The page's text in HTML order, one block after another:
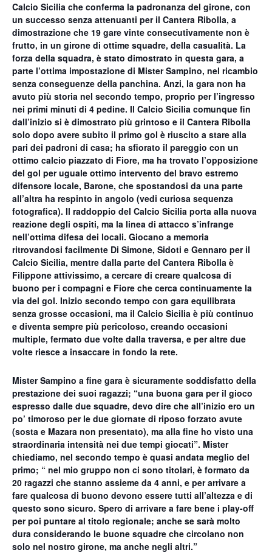
Calcio Sicilia che conferma la padronanza del girone, con
un successo senza attenuanti per il Cantera Ribolla, a
dimostrazione che 19 gare vinte consecutivamente non è
frutto, in un girone di ottime squadre, della casualità. La
forza della squadra, è stato dimostrato in questa gara, a
parte l’ottima impostazione di Mister Sampino, nel ricambio
senza conseguenze della panchina. Anzi, la gara non ha
avuto più storia nel secondo tempo, proprio per l’ingresso
nei primi minuti di 4 pedine. Il Calcio Sicilia comunque fin
dall’inizio si è dimostrato più grintoso e il Cantera Ribolla
solo dopo avere subito il primo gol è riuscito a stare alla
pari dei padroni di casa; ha sfiorato il pareggio con un
ottimo calcio piazzato di Fiore, ma ha trovato l’opposizione
del gol per uguale ottimo intervento del bravo estremo
difensore locale, Barone, che spostandosi da una parte
all’altra ha respinto in angolo (vedi curiosa sequenza
fotografica). Il raddoppio del Calcio Sicilia porta alla nuova
reazione degli ospiti, ma la linea di attacco s’infrange
nell’ottima difesa dei locali. Giocano a memoria
ritrovandosi facilmente Di Simone, Sidoti e Gennaro per il
Calcio Sicilia, mentre dalla parte del Cantera Ribolla è
Filippone attivissimo, a cercare di creare qualcosa di
buono per i compagni e Fiore che cerca continuamente la
via del gol. Inizio secondo tempo con gara equilibrata
senza grosse occasioni, ma il Calcio Sicilia è più continuo
e diventa sempre più pericoloso, creando occasioni
multiple, fermato due volte dalla traversa, e per altre due
volte riesce a insaccare in fondo la rete.
Mister Sampino a fine gara è sicuramente soddisfatto della
prestazione dei suoi ragazzi; “una buona gara per il gioco
espresso dalle due squadre, devo dire che all’inizio ero un
po’ timoroso per le due giornate di riposo forzato avute
(sosta e Mazara non presentato), ma alla fine ho visto una
straordinaria intensità nei due tempi giocati”. Mister
chiediamo, nel secondo tempo è quasi andata meglio del
primo; “ nel mio gruppo non ci sono titolari, è formato da
20 ragazzi che stanno assieme da 4 anni, e per arrivare a
fare qualcosa di buono devono essere tutti all’altezza e di
questo sono sicuro. Spero di arrivare a fare bene i play-off
per poi puntare al titolo regionale; anche se sarà molto
dura considerando le buone squadre che circolano non
solo nel nostro girone, ma anche negli altri.”